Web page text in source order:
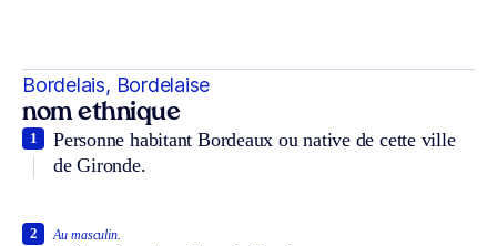
Bordelais, Bordelaise
nom ethnique
Personne habitant Bordeaux ou native de cette ville
de Gironde.
1
Au masculin.
2